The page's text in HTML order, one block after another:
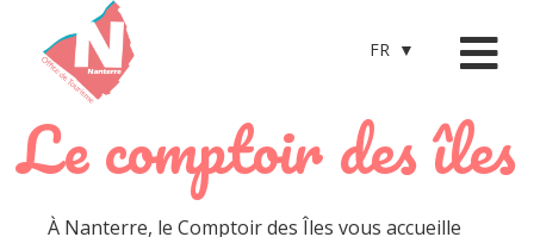
FR
Le comptoir des îles
À Nanterre, le Comptoir des Îles vous accueille